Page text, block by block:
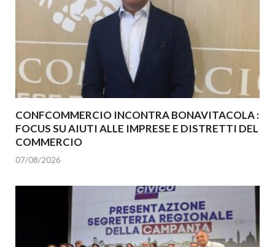
CONFCOMMERCIO INCONTRA BONAVITACOLA :
FOCUS SU AIUTI ALLE IMPRESE E DISTRETTI DEL
COMMERCIO
07/08/2026